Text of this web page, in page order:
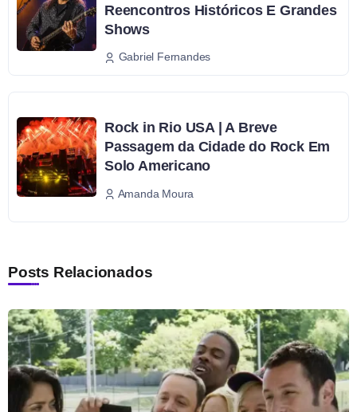
Reencontros Históricos E Grandes
Shows
Gabriel Fernandes
Rock in Rio USA | A Breve
Passagem da Cidade do Rock Em
Solo Americano
Amanda Moura
Posts Relacionados